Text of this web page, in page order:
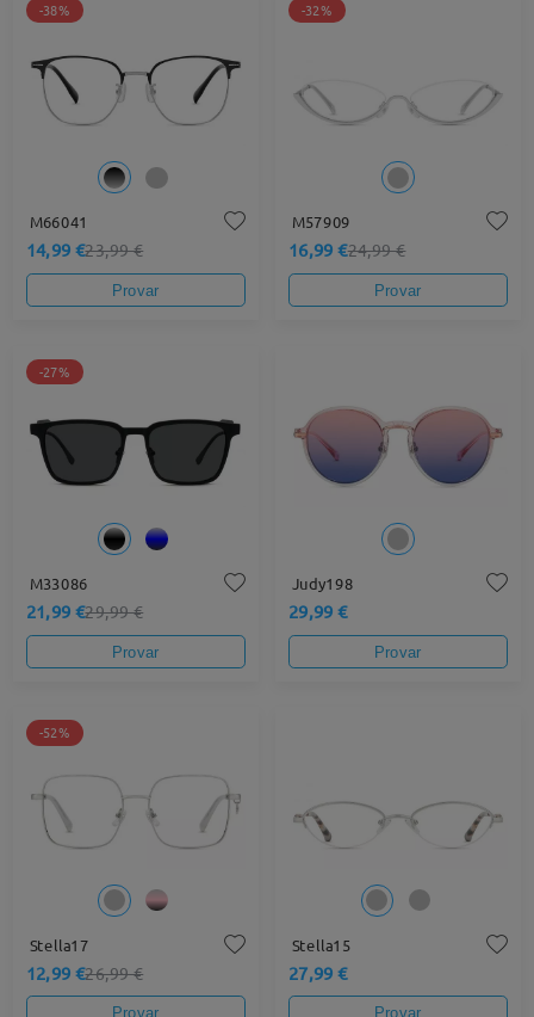
-38%
M66041
14,99 €23,99 €
Provar
-32%
M57909
16,99 €24,99 €
Provar
-27%
M33086
21,99 €29,99 €
Provar
Judy198
29,99 €
Provar
-52%
Stella17
12,99 €26,99 €
Provar
Stella15
27,99 €
Provar